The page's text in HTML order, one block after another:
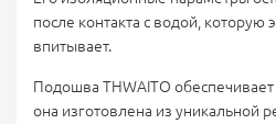
после контакта с водой, которую
впитывает.
Подошва THWAITO
она изготовлена из уникальной